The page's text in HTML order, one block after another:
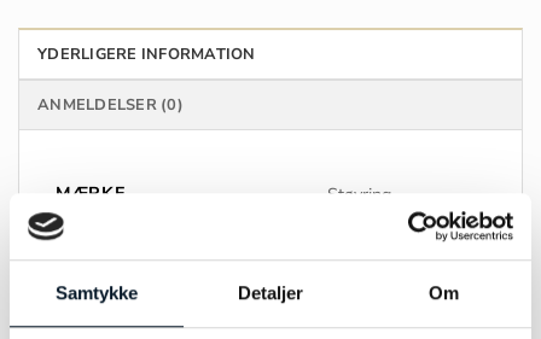
Samtykke Detaljer Om
YDERLIGERE INFORMATION
ANMELDELSER (0)
MÆRKE Støvring
STØRRELSE